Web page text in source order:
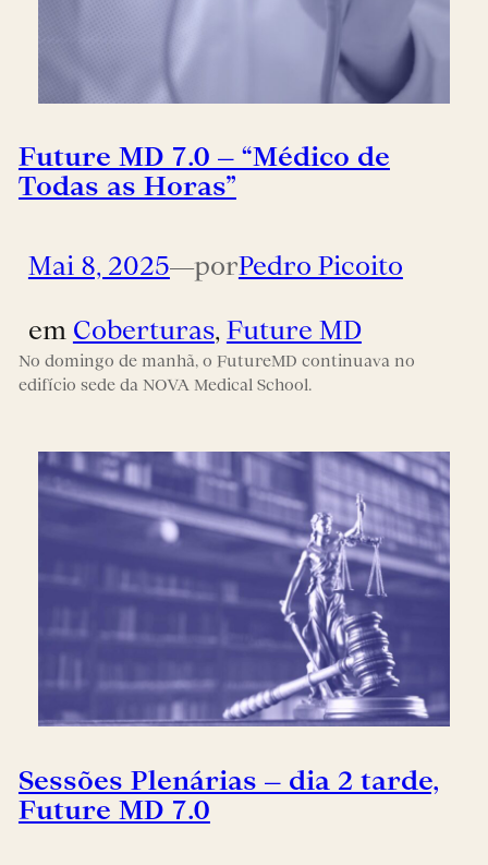
Future MD 7.0 – “Médico de
Todas as Horas”
Mai 8, 2025—porPedro Picoito
em Coberturas, Future MD
No domingo de manhã, o FutureMD continuava no
edifício sede da NOVA Medical School.
Sessões Plenárias – dia 2 tarde,
Future MD 7.0